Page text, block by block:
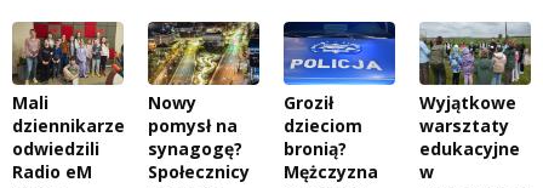
Mali
dziennikarze
odwiedzili
Radio eM
Nowy
pomysł na
synagogę?
Społecznicy
Groził
dzieciom
bronią?
Mężczyzna
Wyjątkowe
warsztaty
edukacyjne
w